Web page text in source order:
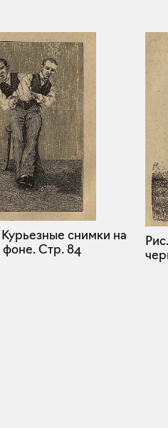
Курьезные снимки на
Стр. 84